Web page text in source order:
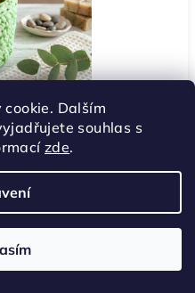
Dalším
souhlas s
zde.